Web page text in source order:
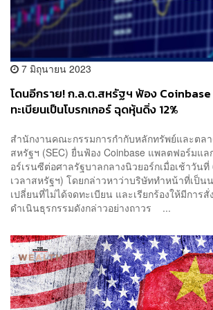
7 มิถุนายน 2023
โดนอีกราย! ก.ล.ต.สหรัฐฯ ฟ้อง
ทะเบียนเป็นโบรกเกอร์ ฉุดหุ้นดิ่ง 12%
สำนักงานคณะกรรมการกำกับหลักทรัพย์และตล
สหรัฐฯ (SEC) ยื่นฟ้อง Coinbase แพลตฟอร์มแล
อร์เรนซีต่อศาลรัฐบาลกลางนิวยอร์กเมื่อเช้าวัน
เวลาสหรัฐฯ) โดยกล่าวหาว่าบริษัททำหน้าที่เป็
เปลี่ยนที่ไม่ได้จดทะเบียน และเรียกร้องให้มีการ
ดำเนินธุรกรรมดังกล่าวอย่างถาวร ...